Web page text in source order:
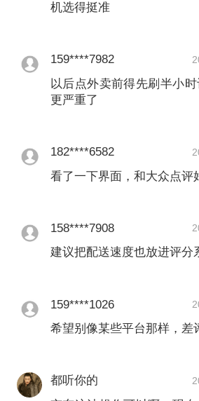
陈礼腾表示，冬季作为
需求激增可能引发平台
年的市场格局已呈现出
退潮，效率战升级。经
质量：行业关注用户留存
此外，全品类渗透加速
技术、效率与品类拓展争
表面化的价格厮杀，理
陆涵之
机选得挺准
159****7982
以后点外卖前得先刷半小
更严重了
182****6582
看了一下界面，和大众点评
158****7908
建议把配送速度也放进评分
159****1026
希望别像某些平台那样，差
都听你的